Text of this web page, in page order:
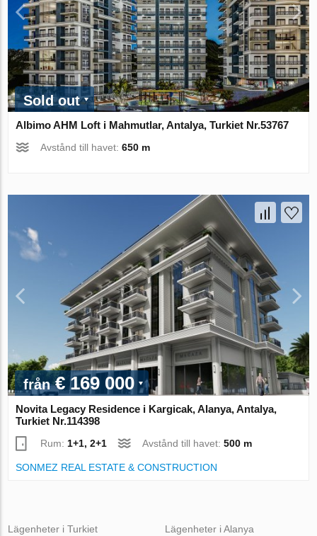
Sold out
Albimo AHM Loft i Mahmutlar, Antalya, Turkiet Nr.53767
Avstånd till havet:650 m
från€ 169 000
Novita Legacy Residence i Kargicak, Alanya, Antalya,
Turkiet Nr.114398
Rum: 1+1, 2+1 Avstånd till havet:500 m
SONMEZ REAL ESTATE & CONSTRUCTION
Lägenheter i Turkiet
Lägenheter i Alanya